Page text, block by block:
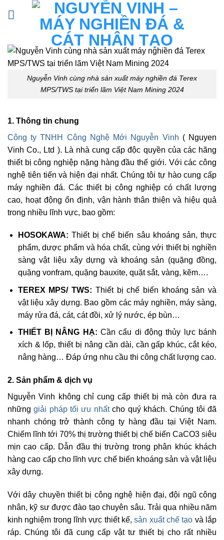
qua
dung
Nguyễn Vinh cùng nhà sản xuất máy nghiền đá Terex
MPS/TWS tại triển lãm Việt Nam Mining 2024
1. Thông tin chung
Công ty TNHH Công Nghệ Mới Nguyễn Vinh ( Nguyen
Vinh Co., Ltd ). Là nhà cung cấp độc quyền của các hãng
thiết bị công nghiệp nặng hàng đầu thế giới. Với các công
nghệ tiên tiến và hiện đại nhất. Chúng tôi tự hào cung cấp
máy nghiền đá. Các thiết bị công nghiệp có chất lượng
cao, hoạt động ổn định, vận hành thân thiện và hiệu quả
trong nhiều lĩnh vực, bao gồm:
HOSOKAWA: Thiết bị chế biến sâu khoáng sản, thực
phẩm, dược phẩm và hóa chất, cùng với thiết bị nghiền
sàng vật liệu xây dựng và khoáng sản (quặng đồng,
quặng vonfram, quặng bauxite, quặt sắt, vàng, kẽm….
TEREX MPS/ TWS: Thiết bị chế biến khoáng sản và
vật liệu xây dựng. Bao gồm các máy nghiền, máy sàng,
máy rửa đá, cát, cát đồi, xử lý nước, ép bùn…
THIẾT BỊ NÂNG HẠ: Cần cẩu di động thủy lực bánh
xích & lốp, thiết bị nâng cần dài, cần gấp khúc, cắt kéo,
nâng hàng… Đáp ứng nhu cầu thi công chất lượng cao.
2. Sản phẩm & dịch vụ
Nguyễn Vinh không chỉ cung cấp thiết bị mà còn đưa ra
nhữnggiải pháp tối ưu nhấtcho quý khách. Chúng tôi đã
nhanh chóng trở thành công ty hàng đầu tại Việt Nam.
Chiếm lĩnh tới 70% thị trường thiết bị chế biến CaCO3 siêu
mịn cao cấp. Dẫn đầu thị trường trong phân khúc khách
hàng cao cấp cho lĩnh vực chế biến khoáng sản và vật liệu
xây dựng.
Với dây chuyền thiết bị công nghệ hiện đại, đội ngũ công
nhân, kỹ sư được đào tạo chuyên sâu. Trải qua nhiều năm
kinh nghiệm trong lĩnh vực thiết kế,sản xuất chế tạo và lắp
ráp. Chúng tôi đã cung cấp vật tư thiết bị cho rất nhiều